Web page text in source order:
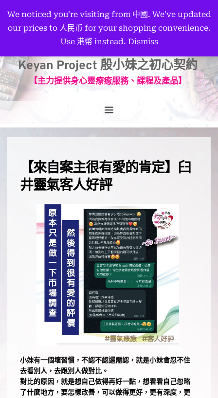
Keyan Project 殷小妹之初心契約
【主力提供身心靈療癒服務、課程及產品】
【來自案主很有愛的肯定】臼
井靈氣客人好評
小妹有一個壞習慣，不認不認還需認，就是小妹會忍不住
去看別人，去跟別人做對比。
對比的原因，就是想自己做得再好一點，想看看自己忽略
了什麼地方，要怎樣改善，可以做得更好，更有深度，更
We noticed you're visiting from 中國. We've updated
our prices to 人民币 for your shopping convenience.
Use 港幣 instead. Dismiss